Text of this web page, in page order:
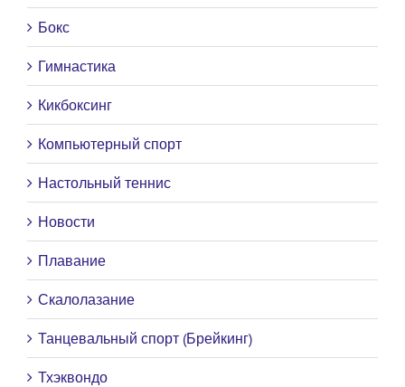
Бокс
Гимнастика
Кикбоксинг
Компьютерный спорт
Настольный теннис
Новости
Плавание
Скалолазание
Танцевальный спорт (Брейкинг)
Тхэквондо